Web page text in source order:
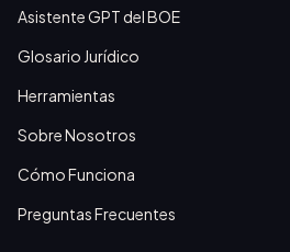
Asistente GPT del BOE
Glosario Jurídico
Herramientas
Sobre Nosotros
Cómo Funciona
Preguntas Frecuentes